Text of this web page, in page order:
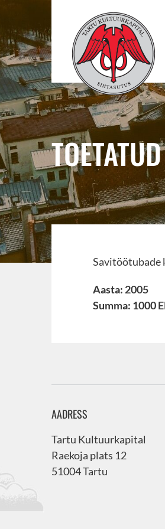
Savitöötubade
Aasta: 2005
Summa: 1000
AADRESS
Tartu Kultuurkapital
Raekoja plats 12
51004 Tartu